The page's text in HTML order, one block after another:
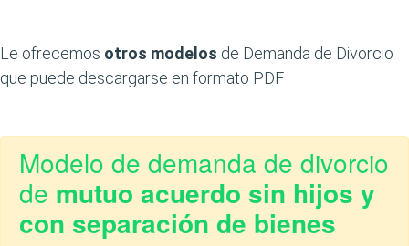
Le ofrecemos otros modelos de Demanda de Divorcio
que puede descargarse en formato PDF
Modelo de demanda de divorcio
de mutuo acuerdo sin hijos y
con separación de bienes